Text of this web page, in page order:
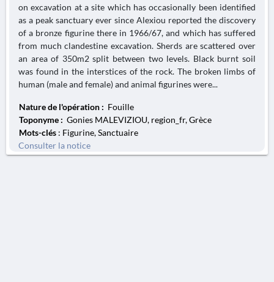
on excavation at a site which has occasionally been identified
as a peak sanctuary ever since Alexiou reported the discovery
of a bronze figurine there in 1966/67, and which has suffered
from much clandestine excavation. Sherds are scattered over
an area of 350m2 split between two levels. Black burnt soil
was found in the interstices of the rock. The broken limbs of
human (male and female) and animal figurines were...
Nature de l'opération : Fouille
Toponyme : Gonies MALEVIZIOU, region_fr, Grèce
Mots-clés : Figurine, Sanctuaire
Consulter la notice